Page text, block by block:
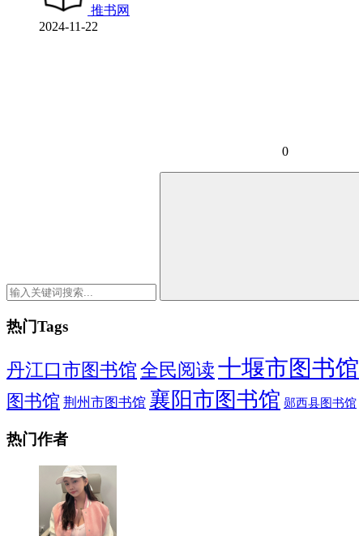
推书网
2024-11-22
0
热门Tags
丹江口市图书馆 全民阅读十堰市图书馆
图书馆 荆州市图书馆 襄阳市图书馆 郧西县图书馆
热门作者